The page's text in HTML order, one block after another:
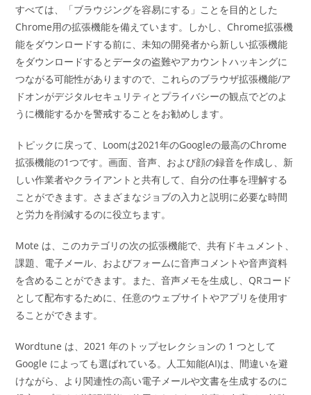
すべては、「ブラウジングを容易にする」ことを目的とした
Chrome用の拡張機能を備えています。しかし、Chrome拡張機
能をダウンロードする前に、未知の開発者から新しい拡張機能
をダウンロードするとデータの盗難やアカウントハッキングに
つながる可能性がありますので、これらのブラウザ拡張機能/ア
ドオンがデジタルセキュリティとプライバシーの観点でどのよ
うに機能するかを警戒することをお勧めします。
トピックに戻って、Loomは2021年のGoogleの最高のChrome
拡張機能の1つです。画面、音声、および顔の録音を作成し、新
しい作業者やクライアントと共有して、自分の仕事を理解する
ことができます。さまざまなジョブの入力と説明に必要な時間
と労力を削減するのに役立ちます。
Mote は、このカテゴリの次の拡張機能で、共有ドキュメント、
課題、電子メール、およびフォームに音声コメントや音声資料
を含めることができます。また、音声メモを生成し、QRコード
として配布するために、任意のウェブサイトやアプリを使用す
ることができます。
Wordtune は、2021 年のトップセレクションの 1 つとして
Google によっても選ばれている。人工知能(AI)は、間違いを避
けながら、より関連性の高い電子メールや文書を生成するのに